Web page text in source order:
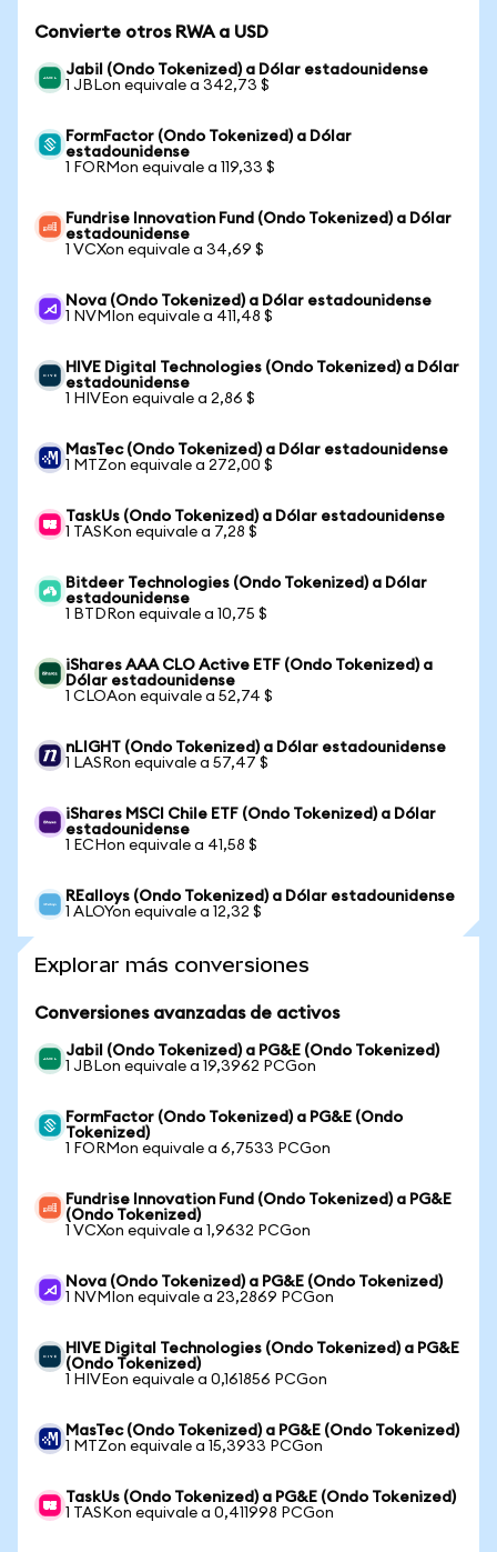
Convierte otros RWA a USD
Jabil (Ondo Tokenized) a Dólar estadounidense
1 JBLon equivale a 342,73 $
FormFactor (Ondo Tokenized) a Dólar
estadounidense
1 FORMon equivale a 119,33 $
Fundrise Innovation Fund (Ondo Tokenized) a Dólar
estadounidense
1 VCXon equivale a 34,69 $
Nova (Ondo Tokenized) a Dólar estadounidense
1 NVMIon equivale a 411,48 $
HIVE Digital Technologies (Ondo Tokenized) a Dólar
estadounidense
1 HIVEon equivale a 2,86 $
MasTec (Ondo Tokenized) a Dólar estadounidense
1 MTZon equivale a 272,00 $
TaskUs (Ondo Tokenized) a Dólar estadounidense
1 TASKon equivale a 7,28 $
Bitdeer Technologies (Ondo Tokenized) a Dólar
estadounidense
1 BTDRon equivale a 10,75 $
iShares AAA CLO Active ETF (Ondo Tokenized) a
Dólar estadounidense
1 CLOAon equivale a 52,74 $
nLIGHT (Ondo Tokenized) a Dólar estadounidense
1 LASRon equivale a 57,47 $
iShares MSCI Chile ETF (Ondo Tokenized) a Dólar
estadounidense
1 ECHon equivale a 41,58 $
REalloys (Ondo Tokenized) a Dólar estadounidense
1 ALOYon equivale a 12,32 $
Explorar más conversiones
Conversiones avanzadas de activos
Jabil (Ondo Tokenized) a PG&E (Ondo Tokenized)
1 JBLon equivale a 19,3962 PCGon
FormFactor (Ondo Tokenized) a PG&E (Ondo
Tokenized)
1 FORMon equivale a 6,7533 PCGon
Fundrise Innovation Fund (Ondo Tokenized) a PG&E
(Ondo Tokenized)
1 VCXon equivale a 1,9632 PCGon
Nova (Ondo Tokenized) a PG&E (Ondo Tokenized)
1 NVMIon equivale a 23,2869 PCGon
HIVE Digital Technologies (Ondo Tokenized) a PG&E
(Ondo Tokenized)
1 HIVEon equivale a 0,161856 PCGon
MasTec (Ondo Tokenized) a PG&E (Ondo Tokenized)
1 MTZon equivale a 15,3933 PCGon
TaskUs (Ondo Tokenized) a PG&E (Ondo Tokenized)
1 TASKon equivale a 0,411998 PCGon